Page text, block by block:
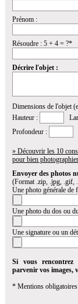
Prénom :
Résoudre : 5 + 4 = ?*
Décrire l'objet :
Dimensions de l'objet
Hauteur :
Profondeur :
» Découvrir les 10
pour bien
Envoyer des photos
(Format .zip, .jpg, .gif,
Une photo générale de
Une photo du dos ou
Une signature ou un
Si vous
parvenir vos images,
* Mentions obligatoires